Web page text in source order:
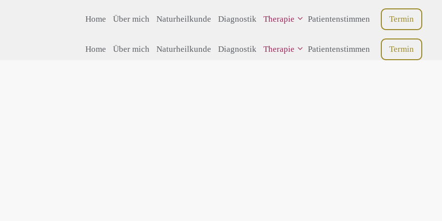
Home Über mich Naturheilkunde Diagnostik Therapie Patientenstimmen Termin
Home Über mich Naturheilkunde Diagnostik Therapie Patientenstimmen Termin